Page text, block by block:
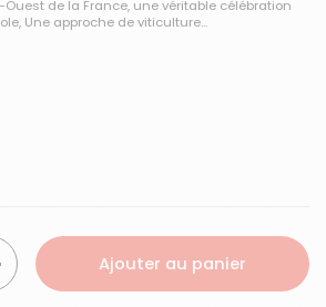
de la France, une véritable célébration
Une approche de viticulture...
Ajouter au panier